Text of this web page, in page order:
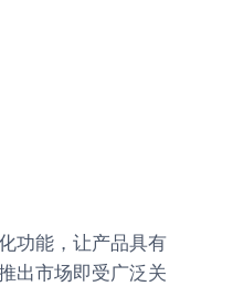
功能，让产品具有
出市场即受广泛关